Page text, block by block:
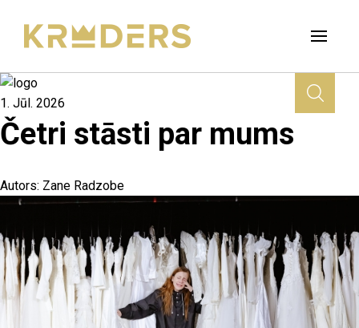
1. Jūl. 2026
Četri stāsti par mums
Autors: Zane Radzobe